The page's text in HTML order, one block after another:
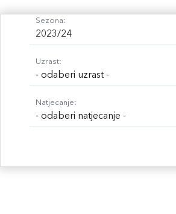
Sezona:
2023/24
Uzrast:
- odaberi uzrast -
Natjecanje:
- odaberi natjecanje -